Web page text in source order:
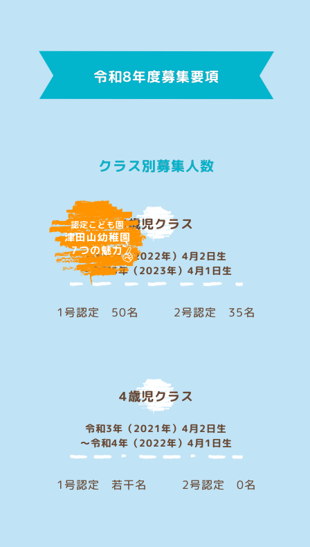
認定こども園
津田山幼稚園
7つの魅力
令和8年度募集要項
クラス別募集人数
3歳児クラス
令和4年（2022年）4月2日生
〜令和5年（2023年）4月1日生
1号認定 50名 2号認定 35名
4歳児クラス
令和3年（2021年）4月2日生
〜令和4年（2022年）4月1日生
1号認定 若干名 2号認定 0名